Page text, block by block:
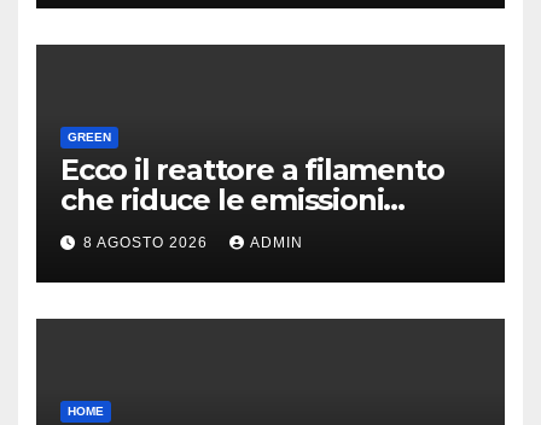
GREEN
Ecco il reattore a filamento
che riduce le emissioni
dell’industria chimica
8 AGOSTO 2026 ADMIN
HOME